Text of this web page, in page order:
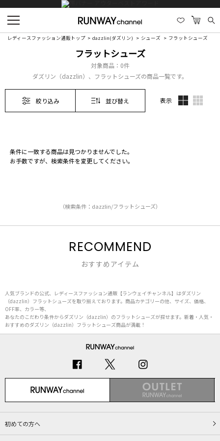
レディースファッション通販トップ dazzlin(ダズリン) シューズ フラットシューズ
フラットシューズ
対象商品： 0件
ダズリン（dazzlin）、フラットシューズの商品一覧です。
絞り込み 並び替え 表示
条件に一致する商品は見つかりませんでした。
お手数ですが、検索条件を変更してください。
（検索条件：dazzlin/フラットシューズ）
RECOMMEND
おすすめアイテム
人気ブランドの公式、レディースファッション通販【ランウェイチャンネル】はダズリン
（dazzlin）フラットシューズを取り揃えております。商品カテゴリーの他、サイズ、価格、
OFF率、カラー等、
あなたのこだわり条件からダズリン（dazzlin）のフラットシューズが探せます。新着・人気・
おすすめのダズリン（dazzlin）フラットシューズ商品が満載！
初めての方へ